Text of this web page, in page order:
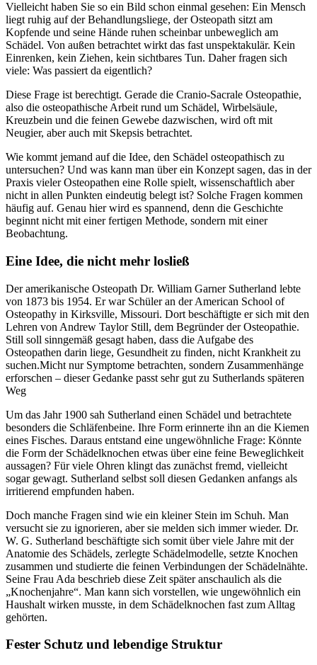
Vielleicht haben Sie so ein Bild schon einmal gesehen: Ein Mensch
liegt ruhig auf der Behandlungsliege, der Osteopath sitzt am
Kopfende und seine Hände ruhen scheinbar unbeweglich am
Schädel. Von außen betrachtet wirkt das fast unspektakulär. Kein
Einrenken, kein Ziehen, kein sichtbares Tun. Daher fragen sich
viele: Was passiert da eigentlich?
Diese Frage ist berechtigt. Gerade die Cranio-Sacrale Osteopathie,
also die osteopathische Arbeit rund um Schädel, Wirbelsäule,
Kreuzbein und die feinen Gewebe dazwischen, wird oft mit
Neugier, aber auch mit Skepsis betrachtet.
Wie kommt jemand auf die Idee, den Schädel osteopathisch zu
untersuchen? Und was kann man über ein Konzept sagen, das in der
Praxis vieler Osteopathen eine Rolle spielt, wissenschaftlich aber
nicht in allen Punkten eindeutig belegt ist? Solche Fragen kommen
häufig auf. Genau hier wird es spannend, denn die Geschichte
beginnt nicht mit einer fertigen Methode, sondern mit einer
Beobachtung.
Eine Idee, die nicht mehr losließ
Der amerikanische Osteopath Dr. William Garner Sutherland lebte
von 1873 bis 1954. Er war Schüler an der American School of
Osteopathy in Kirksville, Missouri. Dort beschäftigte er sich mit den
Lehren von Andrew Taylor Still, dem Begründer der Osteopathie.
Still soll sinngemäß gesagt haben, dass die Aufgabe des
Osteopathen darin liege, Gesundheit zu finden, nicht Krankheit zu
suchen.Micht nur Symptome betrachten, sondern Zusammenhänge
erforschen – dieser Gedanke passt sehr gut zu Sutherlands späteren
Weg
Um das Jahr 1900 sah Sutherland einen Schädel und betrachtete
besonders die Schläfenbeine. Ihre Form erinnerte ihn an die Kiemen
eines Fisches. Daraus entstand eine ungewöhnliche Frage: Könnte
die Form der Schädelknochen etwas über eine feine Beweglichkeit
aussagen? Für viele Ohren klingt das zunächst fremd, vielleicht
sogar gewagt. Sutherland selbst soll diesen Gedanken anfangs als
irritierend empfunden haben.
Doch manche Fragen sind wie ein kleiner Stein im Schuh. Man
versucht sie zu ignorieren, aber sie melden sich immer wieder. Dr.
W. G. Sutherland beschäftigte sich somit über viele Jahre mit der
Anatomie des Schädels, zerlegte Schädelmodelle, setzte Knochen
zusammen und studierte die feinen Verbindungen der Schädelnähte.
Seine Frau Ada beschrieb diese Zeit später anschaulich als die
„Knochenjahre“. Man kann sich vorstellen, wie ungewöhnlich ein
Haushalt wirken musste, in dem Schädelknochen fast zum Alltag
gehörten.
Fester Schutz und lebendige Struktur